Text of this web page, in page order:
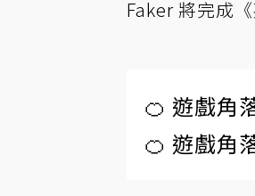
Faker 將完成
🍊 遊戲角
🍊 遊戲角